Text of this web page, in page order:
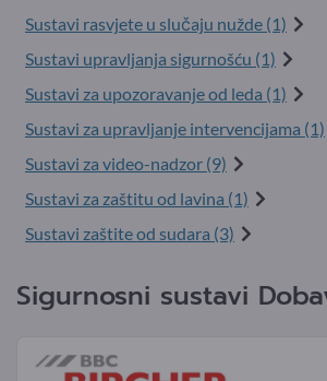
Sustavi rasvjete u slučaju nužde (1)
Sustavi upravljanja sigurnošću (1)
Sustavi za upozoravanje od leda (1)
Sustavi za upravljanje intervencijama (1)
Sustavi za video-nadzor (9)
Sustavi za zaštitu od lavina (1)
Sustavi zaštite od sudara (3)
Sigurnosni sustavi